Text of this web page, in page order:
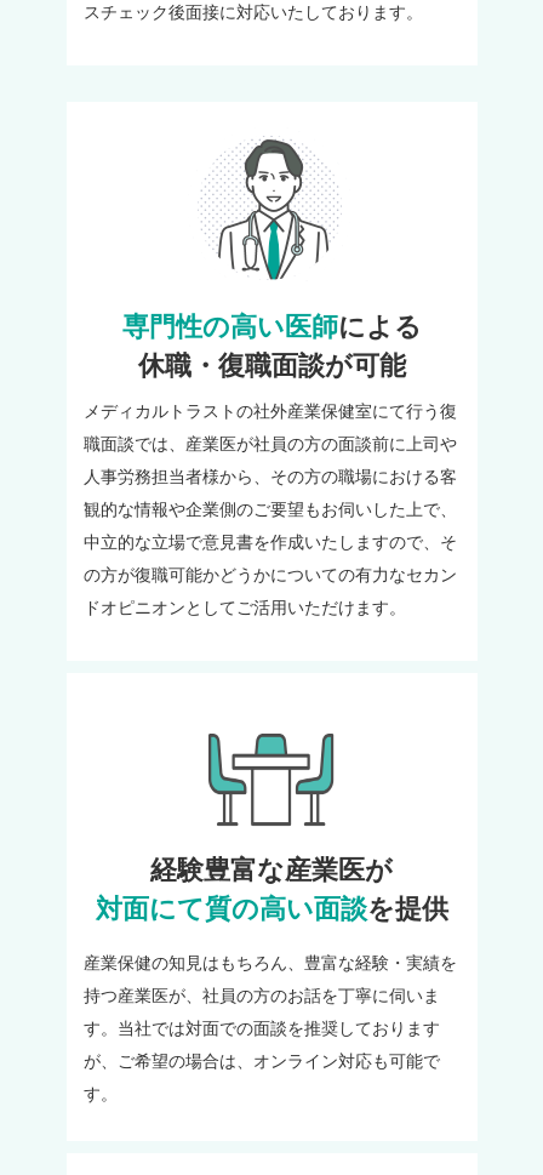
スチェック後面接に対応いたしております。
専門性の高い医師による
休職・復職面談が可能
メディカルトラストの社外産業保健室にて行う復
職面談では、産業医が社員の方の面談前に上司や
人事労務担当者様から、その方の職場における客
観的な情報や企業側のご要望もお伺いした上で、
中立的な立場で意見書を作成いたしますので、そ
の方が復職可能かどうかについての有力なセカン
ドオピニオンとしてご活用いただけます。
経験豊富な産業医が
対面にて質の高い面談を提供
産業保健の知見はもちろん、豊富な経験・実績を
持つ産業医が、社員の方のお話を丁寧に伺いま
す。当社では対面での面談を推奨しております
が、ご希望の場合は、オンライン対応も可能で
す。